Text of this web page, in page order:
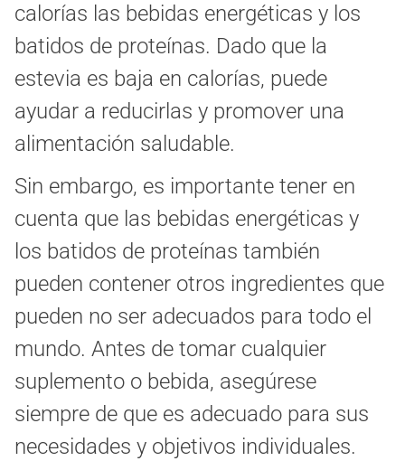
calorías las bebidas energéticas y los
batidos de proteínas. Dado que la
estevia es baja en calorías, puede
ayudar a reducirlas y promover una
alimentación saludable.
Sin embargo, es importante tener en
cuenta que las bebidas energéticas y
los batidos de proteínas también
pueden contener otros ingredientes que
pueden no ser adecuados para todo el
mundo. Antes de tomar cualquier
suplemento o bebida, asegúrese
siempre de que es adecuado para sus
necesidades y objetivos individuales.